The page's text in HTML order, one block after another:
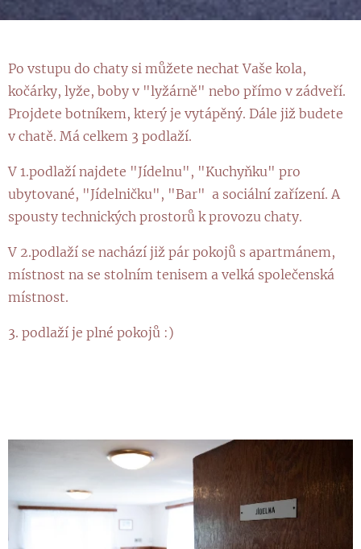
Po vstupu do chaty si můžete nechat Vaše kola,
kočárky, lyže, boby v "lyžárně" nebo přímo v zádveří.
Projdete botníkem, který je vytápěný. Dále již budete
v chatě. Má celkem 3 podlaží.
V 1.podlaží najdete "Jídelnu", "Kuchyňku" pro
ubytované, "Jídelničku", "Bar" a sociální zařízení. A
spousty technických prostorů k provozu chaty.
V 2.podlaží se nachází již pár pokojů s apartmánem,
místnost na se stolním tenisem a velká společenská
místnost.
3. podlaží je plné pokojů :)